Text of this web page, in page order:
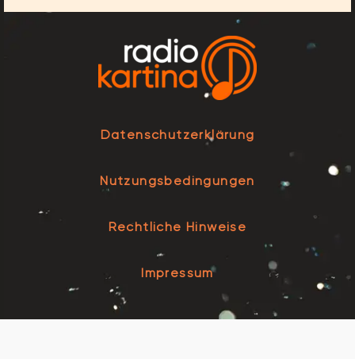
Datenschutzerklärung
Nutzungsbedingungen
Rechtliche Hinweise
Impressum